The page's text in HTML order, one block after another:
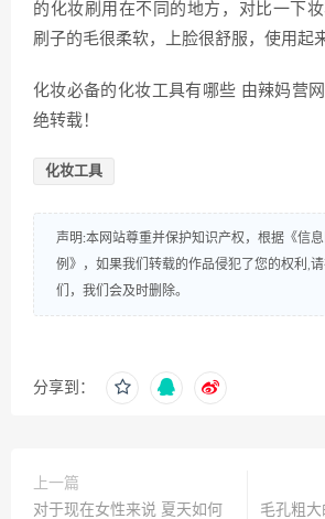
的化妆刷用在不同的地方，对比一下
刷子的毛很柔软，上脸很舒服，使用起
化妆必备的化妆工具有哪些 由辣妈营
绝转载！
化妆工具
声明:本网站尊重并保护知识产权，根据《信
例》，如果我们转载的作品侵犯了您的权利,
们，我们会及时删除。
分享到：
上一篇
对于现在女性来说 夏天如何
毛孔粗